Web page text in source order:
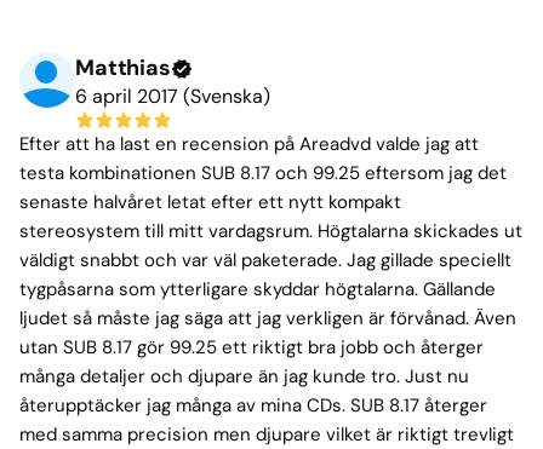
Matthias
6 april 2017 (Svenska)
Efter att ha last en recension på Areadvd valde jag att
testa kombinationen SUB 8.17 och 99.25 eftersom jag det
senaste halvåret letat efter ett nytt kompakt
stereosystem till mitt vardagsrum. Högtalarna skickades ut
väldigt snabbt och var väl paketerade. Jag gillade speciellt
tygpåsarna som ytterligare skyddar högtalarna. Gällande
ljudet så måste jag säga att jag verkligen är förvånad. Även
utan SUB 8.17 gör 99.25 ett riktigt bra jobb och återger
många detaljer och djupare än jag kunde tro. Just nu
återupptäcker jag många av mina CDs. SUB 8.17 återger
med samma precision men djupare vilket är riktigt trevligt